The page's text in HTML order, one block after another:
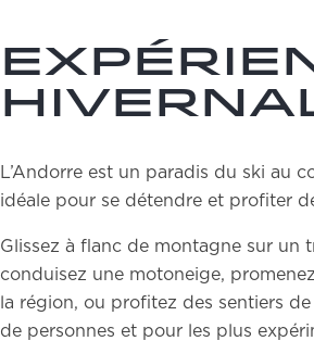
L’Andorre est un paradis du ski au
idéale pour se détendre et profiter
Glissez à flanc de montagne sur un
conduisez une motoneige,
la région, ou profitez des sentiers
de personnes et pour les plus